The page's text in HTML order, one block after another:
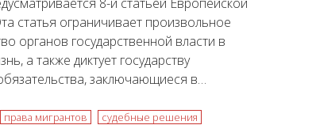
статья ограничивает произвольное
органов государственной власти в
а также диктует государству
заключающиеся в…
права мигрантов судебные решения